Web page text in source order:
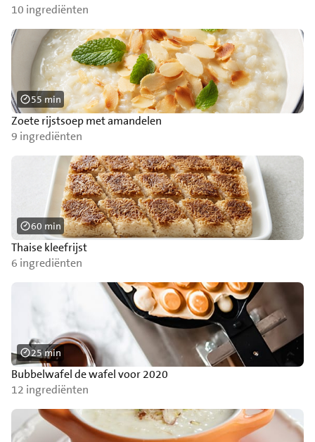
10 ingrediënten
Zoete rijstsoep met amandelen
9 ingrediënten
55 min
Thaise kleefrijst
6 ingrediënten
60 min
Bubbelwafel de wafel voor 2020
12 ingrediënten
25 min